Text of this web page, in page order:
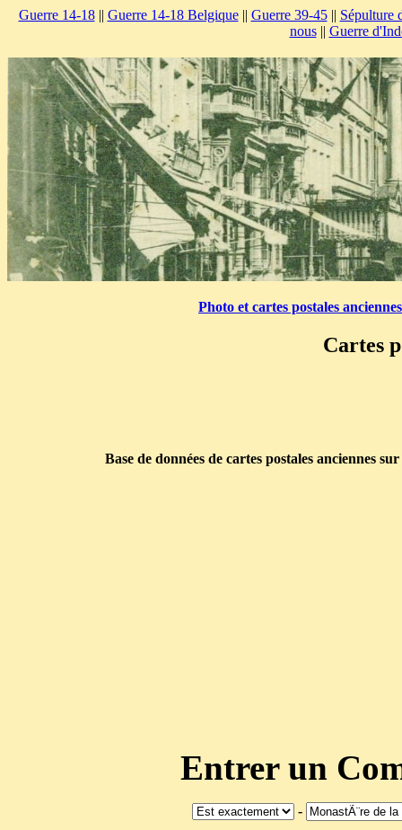
Guerre 14-18|| Guerre 14-18 Belgique|| Guerre 39-45|| Sépulture
nous|| Guerre
Photo et cartes postales
Cartes
Base de données de cartes postales anciennes
Entrer un
-